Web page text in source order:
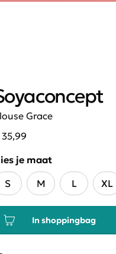
Grace
je maat
S
M L XL
In shoppingbag